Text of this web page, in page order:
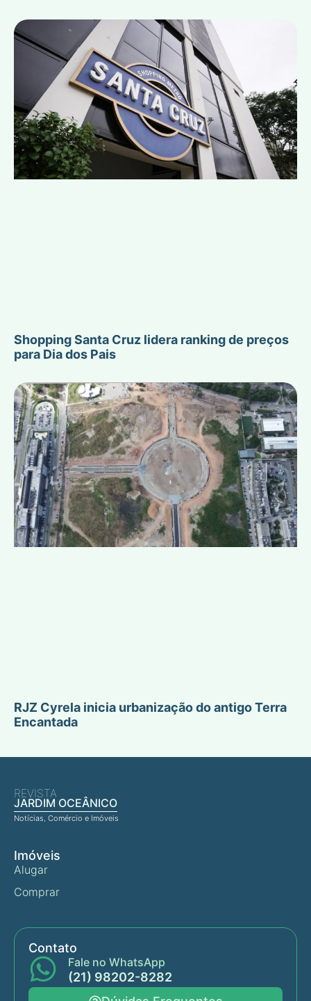
Shopping Santa Cruz lidera ranking de preços
para Dia dos Pais
RJZ Cyrela inicia urbanização do antigo Terra
Encantada
REVISTA
JARDIM OCEÂNICO
Notícias, Comércio e Imóveis
Imóveis
Alugar
Comprar
Contato
Fale no WhatsApp
(21) 98202-8282